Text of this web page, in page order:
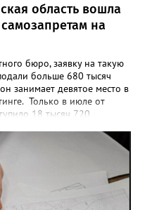
область вошла
на
бюро, заявку на такую
больше 680 тысяч
занимает девятое место в
Только в июле от
18 тысяч 720
сегодня просят 543 с
за это время решили
аналитики бюро,
самозапрет,
погасили долги недавно,
сейчас.